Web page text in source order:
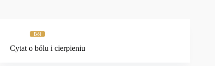
Ból
Cytat o bólu i cierpieniu